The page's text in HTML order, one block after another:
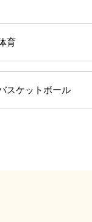
育
スケットボール